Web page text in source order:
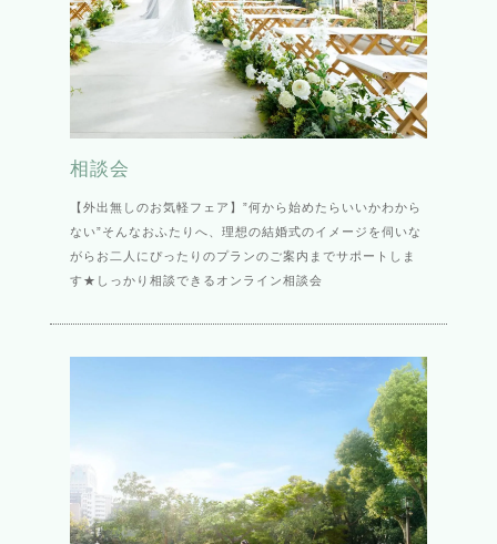
相談会
【外出無しのお気軽フェア】”何から始めたらいいかわから
ない”そんなおふたりへ、理想の結婚式のイメージを伺いな
がらお二人にぴったりのプランのご案内までサポートしま
す★しっかり相談できるオンライン相談会